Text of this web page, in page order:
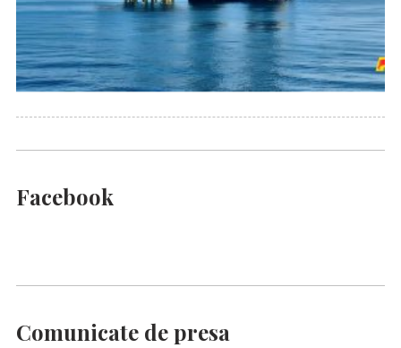
Facebook
Comunicate de presa